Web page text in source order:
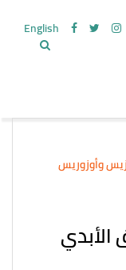
English
وأوزوريس